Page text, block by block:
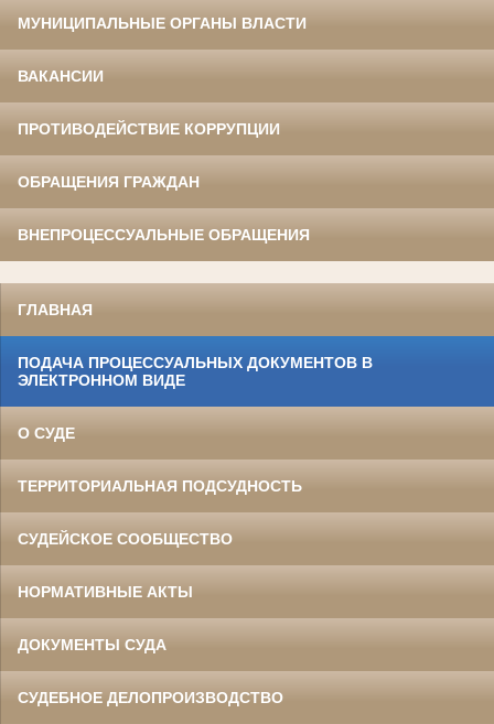
МУНИЦИПАЛЬНЫЕ ОРГАНЫ ВЛАСТИ
ВАКАНСИИ
ПРОТИВОДЕЙСТВИЕ КОРРУПЦИИ
ОБРАЩЕНИЯ ГРАЖДАН
ВНЕПРОЦЕССУАЛЬНЫЕ ОБРАЩЕНИЯ
ГЛАВНАЯ
ПОДАЧА ПРОЦЕССУАЛЬНЫХ ДОКУМЕНТОВ В
ЭЛЕКТРОННОМ ВИДЕ
О СУДЕ
ТЕРРИТОРИАЛЬНАЯ ПОДСУДНОСТЬ
СУДЕЙСКОЕ СООБЩЕСТВО
НОРМАТИВНЫЕ АКТЫ
ДОКУМЕНТЫ СУДА
СУДЕБНОЕ ДЕЛОПРОИЗВОДСТВО